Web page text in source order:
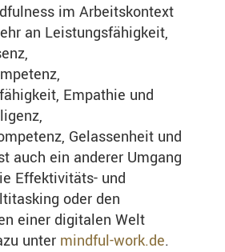
im Arbeitskontext
an Leistungsfähigkeit,
Empathie und
Gelassenheit und
auch ein anderer Umgang
Effektivitäts- und
oder den
einer digitalen Welt
unter mindful-work.de.